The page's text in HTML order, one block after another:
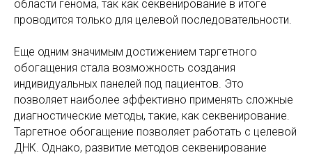
области генома, так как секвенирование в итоге
проводится только для целевой последовательности.
Еще одним значимым достижением таргетного
обогащения стала возможность создания
индивидуальных панелей под пациентов. Это
позволяет наиболее эффективно применять сложные
диагностические методы, такие, как секвенирование.
Таргетное обогащение позволяет работать с целевой
ДНК. Однако, развитие методов секвенирование